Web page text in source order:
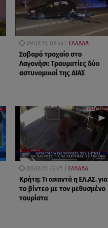
09.08.26, 08:44 ΕΛΛΑΔΑ
Σοβαρό τροχαίο στο
Λαγονήσι: Τραυματίες δύο
αστυνομικοί της ΔΙΑΣ
08.08.26, 22:45 ΕΛΛΑΔΑ
Κρήτη: Τι απαντά η ΕΛ.ΑΣ. για
το βίντεο με τον μεθυσμένο
τουρίστα